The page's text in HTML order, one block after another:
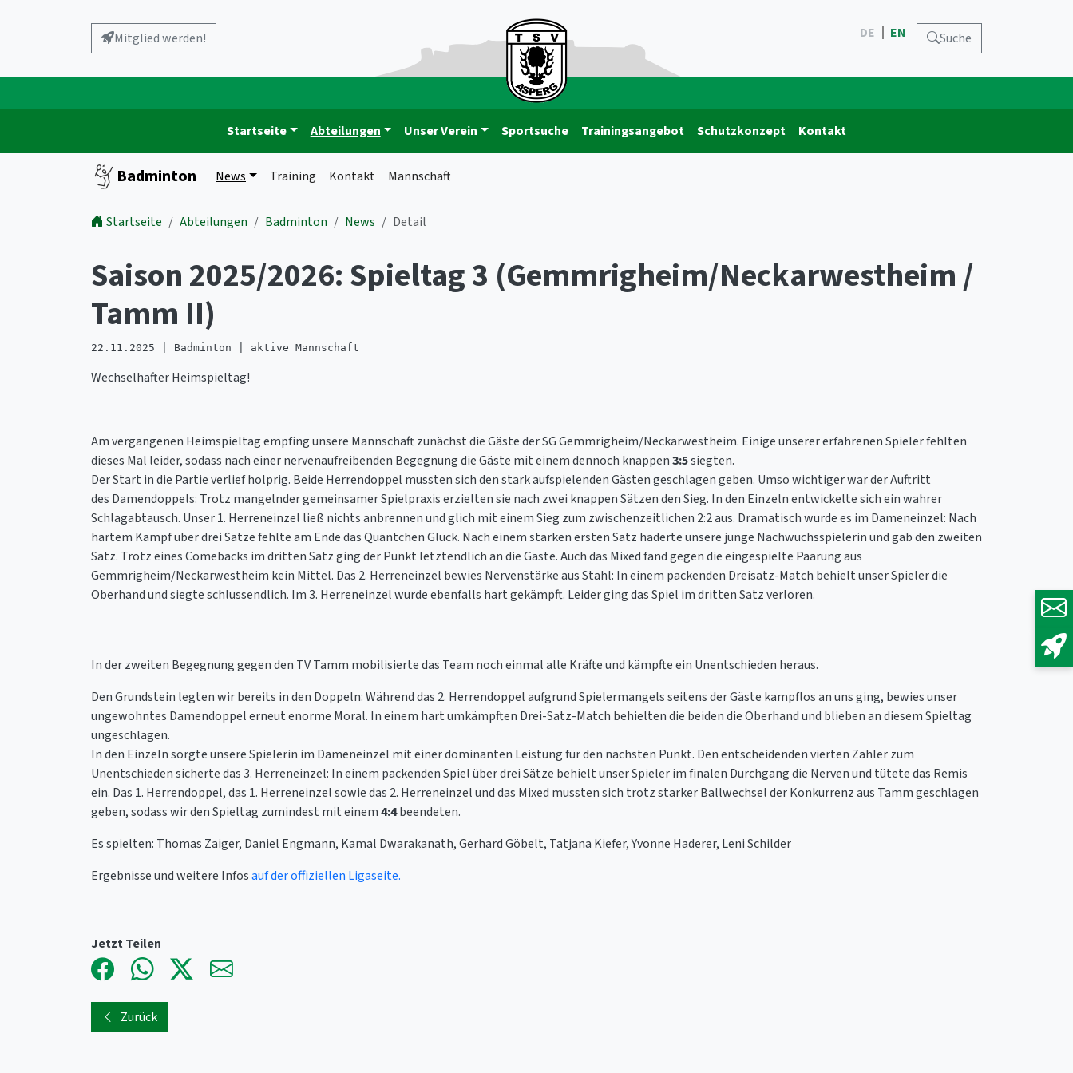
Mitglied werden! DE EN Suche
Startseite Abteilungen Unser Verein Sportsuche Trainingsangebot Schutzkonzept Kontakt
Badminton News Training Kontakt Mannschaft
Startseite Abteilungen Badminton News Detail
Saison 2025/2026: Spieltag 3 (Gemmrigheim/Neckarwestheim /
Tamm II)
22.11.2025 | Badminton | aktive Mannschaft
Wechselhafter Heimspieltag!
Am vergangenen Heimspieltag empfing unsere Mannschaft zunächst die Gäste der SG Gemmrigheim/Neckarwestheim. Einige unserer erfahrenen Spieler fehlten
dieses Mal leider, sodass nach einer nervenaufreibenden Begegnung die Gäste mit einem dennoch knappen3:5siegten.
Der Start in die Partie verlief holprig. Beide Herrendoppel mussten sich den stark aufspielenden Gästen geschlagen geben. Umso wichtiger war der Auftritt
des Damendoppels: Trotz mangelnder gemeinsamer Spielpraxis erzielten sie nach zwei knappen Sätzen den Sieg. In den Einzeln entwickelte sich ein wahrer
Schlagabtausch. Unser 1. Herreneinzel ließ nichts anbrennen und glich mit einem Sieg zum zwischenzeitlichen 2:2 aus. Dramatisch wurde es im Dameneinzel: Nach
hartem Kampf über drei Sätze fehlte am Ende das Quäntchen Glück. Nach einem starken ersten Satz haderte unsere junge Nachwuchsspielerin und gab den zweiten
Satz. Trotz eines Comebacks im dritten Satz ging der Punkt letztendlich an die Gäste. Auch das Mixed fand gegen die eingespielte Paarung aus
Gemmrigheim/Neckarwestheim kein Mittel. Das 2. Herreneinzel bewies Nervenstärke aus Stahl: In einem packenden Dreisatz-Match behielt unser Spieler die
Oberhand und siegte schlussendlich. Im 3. Herreneinzel wurde ebenfalls hart gekämpft. Leider ging das Spiel im dritten Satz verloren.
In der zweiten Begegnung gegen den TV Tamm mobilisierte das Team noch einmal alle Kräfte und kämpfte ein Unentschieden heraus.
Den Grundstein legten wir bereits in den Doppeln: Während das 2. Herrendoppel aufgrund Spielermangels seitens der Gäste kampflos an uns ging, bewies unser
ungewohntes Damendoppel erneut enorme Moral. In einem hart umkämpften Drei-Satz-Match behielten die beiden die Oberhand und blieben an diesem Spieltag
ungeschlagen.
In den Einzeln sorgte unsere Spielerin im Dameneinzel mit einer dominanten Leistung für den nächsten Punkt. Den entscheidenden vierten Zähler zum
Unentschieden sicherte das 3. Herreneinzel: In einem packenden Spiel über drei Sätze behielt unser Spieler im finalen Durchgang die Nerven und tütete das Remis
ein. Das 1. Herrendoppel, das 1. Herreneinzel sowie das 2. Herreneinzel und das Mixed mussten sich trotz starker Ballwechsel der Konkurrenz aus Tamm geschlagen
geben, sodass wir den Spieltag zumindest mit einem4:4beendeten.
Es spielten: Thomas Zaiger, Daniel Engmann, Kamal Dwarakanath, Gerhard Göbelt, Tatjana Kiefer, Yvonne Haderer, Leni Schilder
Ergebnisse und weitere Infosauf der offiziellen Ligaseite.
Jetzt Teilen
Zurück